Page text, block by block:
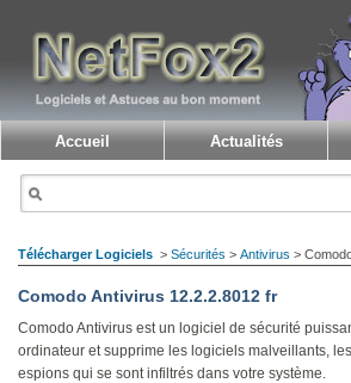
Accueil Actualités
Télécharger Logiciels >Sécurités >Antivirus >
Comodo Antivirus 12.2.2.8012 fr
Comodo Antivirus est un logiciel de sécurité
ordinateur et supprime les logiciels malveillants,
espions qui se sont infiltrés dans votre système.